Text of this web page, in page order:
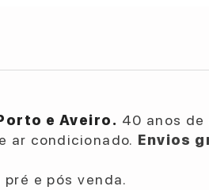
e Aveiro. 40 anos de
ar condicionado. Envios
e pós venda.